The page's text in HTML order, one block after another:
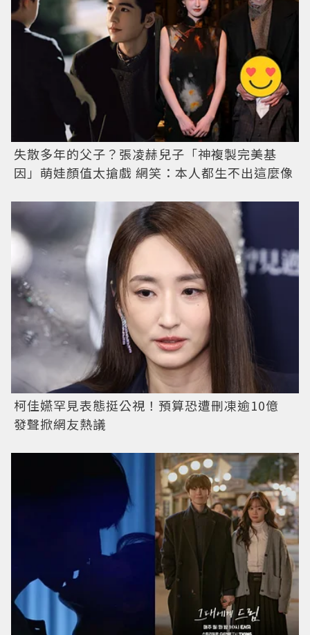
失散多年的父子？張凌赫兒子「神複製完美基
因」萌娃顏值太搶戲 網笑：本人都生不出這麼像
柯佳嬿罕見表態挺公視！預算恐遭刪凍逾10億
發聲掀網友熱議